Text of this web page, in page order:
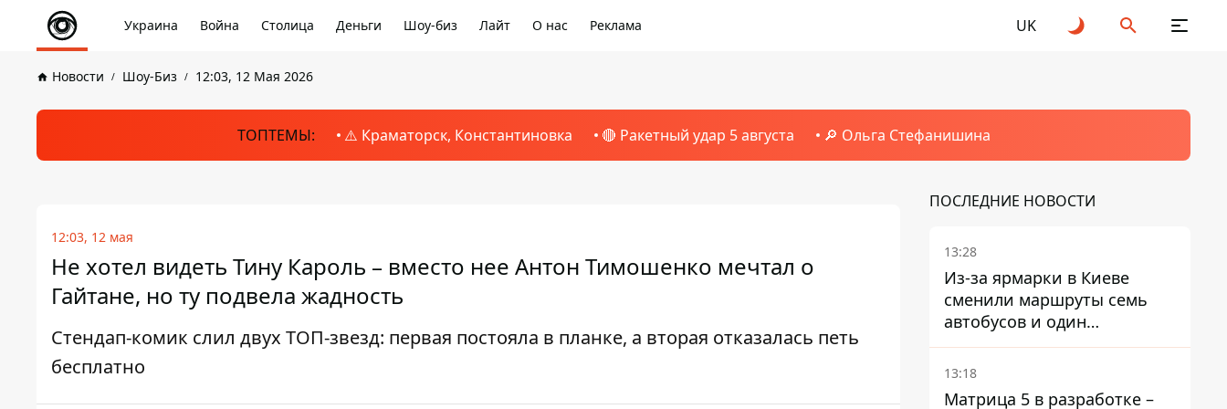
Украина Война Столица Деньги Шоу-биз Лайт О нас Реклама UK
Новости Шоу-Биз 12:03, 12 Мая 2026
ТОПТЕМЫ: ⚠️ Краматорск, Константиновка 🔴 Ракетный удар 5 августа 🔎 Ольга Стефанишина
12:03, 12 мая
Не хотел видеть Тину Кароль – вместо нее Антон Тимошенко мечтал о
Гайтане, но ту подвела жадность
Стендап-комик слил двух ТОП-звезд: первая постояла в планке, а вторая отказалась петь
бесплатно
ПОСЛЕДНИЕ НОВОСТИ
13:28
Из-за ярмарки в Киеве
сменили маршруты семь
автобусов и один
троллейбус
13:18
Матрица 5 в разработке –